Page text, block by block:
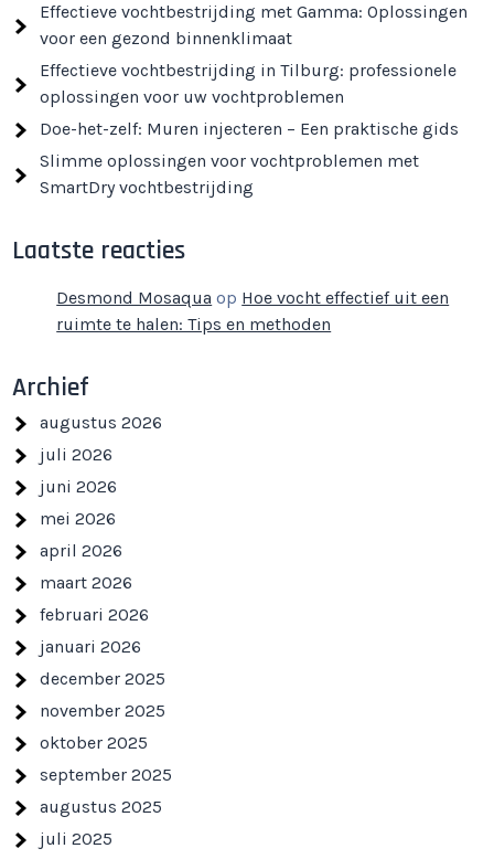
Effectieve vochtbestrijding met Gamma: Oplossingen
voor een gezond binnenklimaat
Effectieve vochtbestrijding in Tilburg: professionele
oplossingen voor uw vochtproblemen
Doe-het-zelf: Muren injecteren – Een praktische gids
Slimme oplossingen voor vochtproblemen met
SmartDry vochtbestrijding
Laatste reacties
Desmond Mosaqua op Hoe vocht effectief uit een
ruimte te halen: Tips en methoden
Archief
augustus 2026
juli 2026
juni 2026
mei 2026
april 2026
maart 2026
februari 2026
januari 2026
december 2025
november 2025
oktober 2025
september 2025
augustus 2025
juli 2025